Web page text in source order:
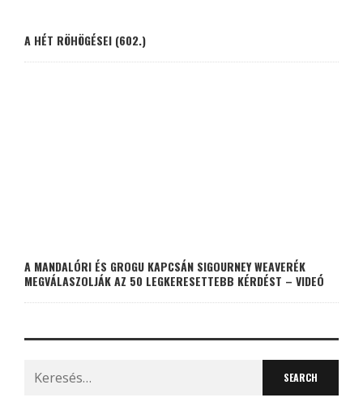
A HÉT RÖHÖGÉSEI (602.)
A MANDALÓRI ÉS GROGU KAPCSÁN SIGOURNEY WEAVERÉK
MEGVÁLASZOLJÁK AZ 50 LEGKERESETTEBB KÉRDÉST – VIDEÓ
Search
for: